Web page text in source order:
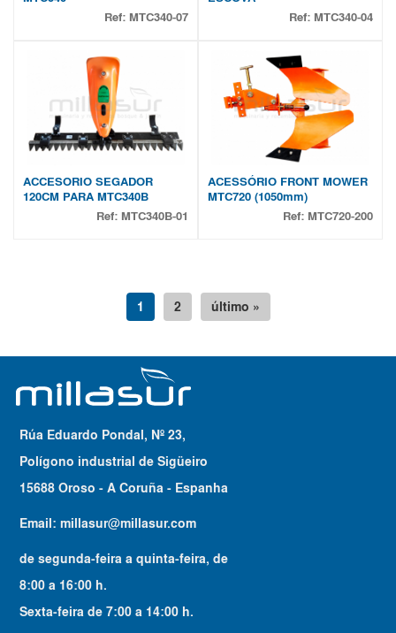
Ref: MTC340-07
Ref: MTC340-04
ACCESORIO SEGADOR
120CM PARA MTC340B
Ref: MTC340B-01
ACESSÓRIO FRONT MOWER
MTC720 (1050mm)
Ref: MTC720-200
1 2 último »
Rúa Eduardo Pondal, Nº 23,
Polígono industrial de Sigüeiro
15688 Oroso - A Coruña - Espanha
Email:millasur@millasur.com
de segunda-feira a quinta-feira, de
8:00 a 16:00 h.
Sexta-feira de7:00 a 14:00 h.